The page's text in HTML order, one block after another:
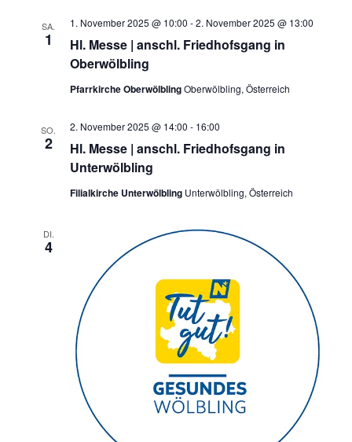
SA.
1
Hl. Messe | anschl. Friedhofsgang in
Oberwölbling
1. November 2025 @ 10:00 -2. November 2025 @ 13:00
Pfarrkirche OberwölblingOberwölbling, Österreich
SO.
2
Hl. Messe | anschl. Friedhofsgang in
Unterwölbling
2. November 2025 @ 14:00 - 16:00
Filialkirche Unterwölbling Unterwölbling, Österreich
DI.
4